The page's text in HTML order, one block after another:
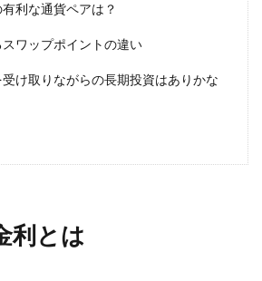
利な通貨ペアは？
ワップポイントの違い
け取りながらの長期投資はありかな
利とは